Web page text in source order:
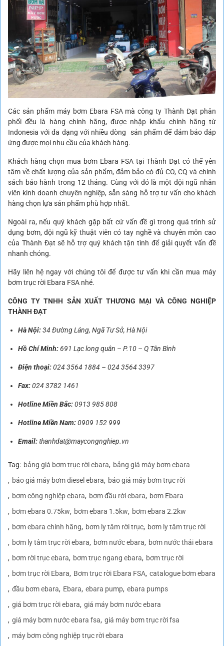
Các sản phẩm máy bơm Ebara FSA mà công ty Thành Đạt phân
phối đều là hàng chính hãng, được nhập khẩu chính hãng từ
Indonesia với đa dạng với nhiều dòng sản phẩm để đảm bảo đáp
ứng được mọi nhu cầu của khách hàng.
Khách hàng chọn mua bơm Ebara FSA tại Thành Đạt có thể yên
tâm về chất lượng của sản phẩm, đảm bảo có đủ CO, CQ và chính
sách bảo hành trong 12 tháng. Cùng với đó là một đội ngũ nhân
viên kinh doanh chuyên nghiệp, sẵn sàng hỗ trợ tư vấn cho khách
hàng chọn lựa sản phẩm phù hợp nhất.
Ngoài ra, nếu quý khách gặp bất cứ vấn đề gì trong quá trình sử
dụng bơm, đội ngũ kỹ thuật viên có tay nghề và chuyên môn cao
của Thành Đạt sẽ hỗ trợ quý khách tận tình để giải quyết vấn đề
nhanh chóng.
Hãy liên hệ ngay với chúng tôi để được tư vấn khi cần mua máy
bơm trục rời Ebara FSA nhé.
CÔNG TY TNHH SẢN XUẤT THƯƠNG MẠI VÀ CÔNG NGHIỆP
THÀNH ĐẠT
Hà Nội:34 Đường Láng, Ngã Tư Sở, Hà Nội
Hồ Chí Minh:691 Lạc long quân – P.10 – Q Tân Bình
Điện thoại:024 3564 1884 – 024 3564 3397
Fax:024 3782 1461
Hotline Miền Bắc:0913 985 808
Hotline Miền Nam:0909 152 999
Email:thanhdat@maycongnghiep.vn
Tag: bảng giá bơm trục rời ebara
bảng giá máy bơm ebara
báo giá máy bơm diesel ebara
báo giá máy bơm trục rời
bơm công nghiệp ebara
bơm đầu rời ebara
bơm Ebara
bơm ebara 0.75kw
bơm ebara 1.5kw
bơm ebara 2.2kw
bơm ebara chính hãng
bơm ly tâm rời trục
bơm ly tâm trục rời
bơm ly tâm trục rời ebara
bơm nước ebara
bơm nước thải ebara
bơm rời trục ebara
bơm trục ngang ebara
bơm trục rời
bơm trục rời Ebara
Bơm trục rời Ebara FSA catalogue bơm ebara
đầu bơm ebara
Ebara ebara pump ebara pumps
giá bơm trục rời ebara giá máy bơm nước ebara
giá máy bơm nước ebara fsa giá máy bơm trục rời fsa
máy bơm công nghiệp trục rời ebara